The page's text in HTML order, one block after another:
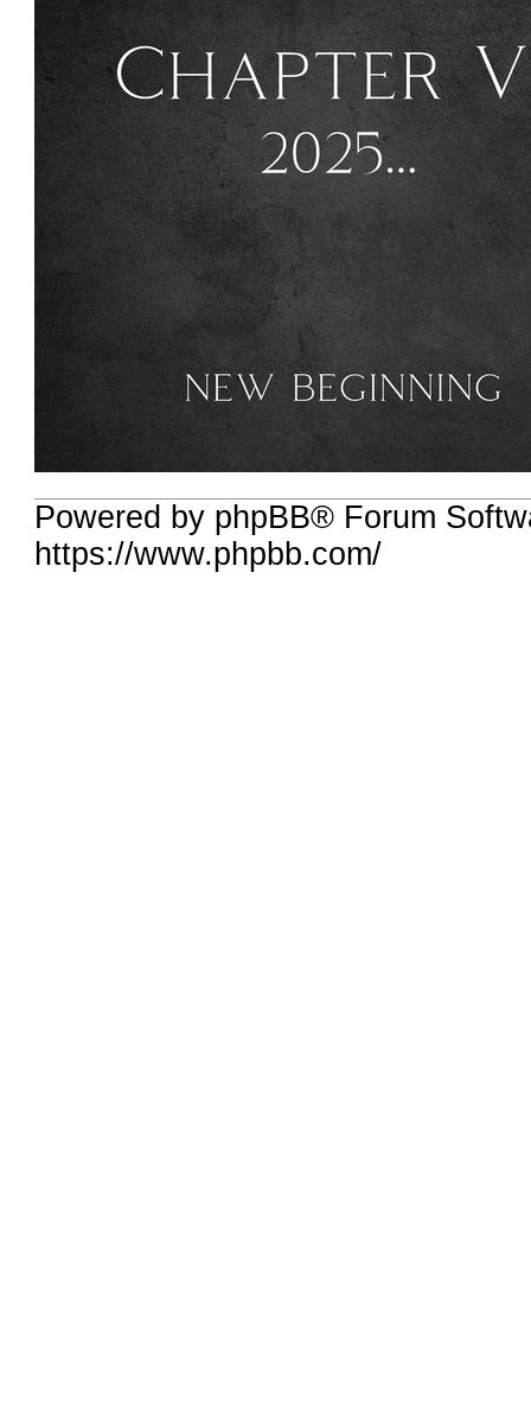
Powered by phpBB® Forum
https://www.phpbb.com/